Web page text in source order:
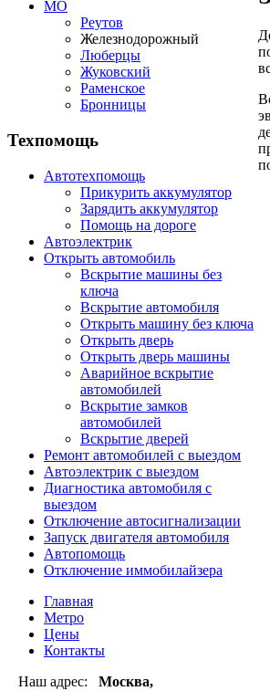
МО
Реутов
Железнодорожный
Люберцы
Жуковский
Раменское
Бронницы
Техпомощь
Автотехпомощь
Прикурить аккумулятор
Зарядить аккумулятор
Помощь на дороге
Автоэлектрик
Открыть автомобиль
Вскрытие машины без
ключа
Вскрытие автомобиля
Открыть машину без ключа
Открыть дверь
Открыть дверь машины
Аварийное вскрытие
автомобилей
Вскрытие замков
автомобилей
Вскрытие дверей
Ремонт автомобилей с выездом
Автоэлектрик с выездом
Диагностика автомобиля с
выездом
Отключение автосигнализации
Запуск двигателя автомобиля
Автопомощь
Отключение иммобилайзера
Главная
Метро
Цены
Контакты
Наш адрес:
Москва,